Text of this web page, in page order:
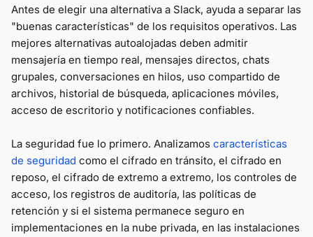
Antes de elegir una alternativa a Slack, ayuda a separar las
"buenas características" de los requisitos operativos. Las
mejores alternativas autoalojadas deben admitir
mensajería en tiempo real, mensajes directos, chats
grupales, conversaciones en hilos, uso compartido de
archivos, historial de búsqueda, aplicaciones móviles,
acceso de escritorio y notificaciones confiables.
La seguridad fue lo primero. Analizamos características
de seguridad como el cifrado en tránsito, el cifrado en
reposo, el cifrado de extremo a extremo, los controles de
acceso, los registros de auditoría, las políticas de
retención y si el sistema permanece seguro en
implementaciones en la nube privada, en las instalaciones